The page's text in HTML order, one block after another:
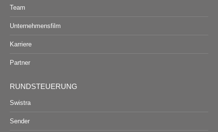
Team
Unternehmensfilm
Karriere
Partner
RUNDSTEUERUNG
Swistra
Sender